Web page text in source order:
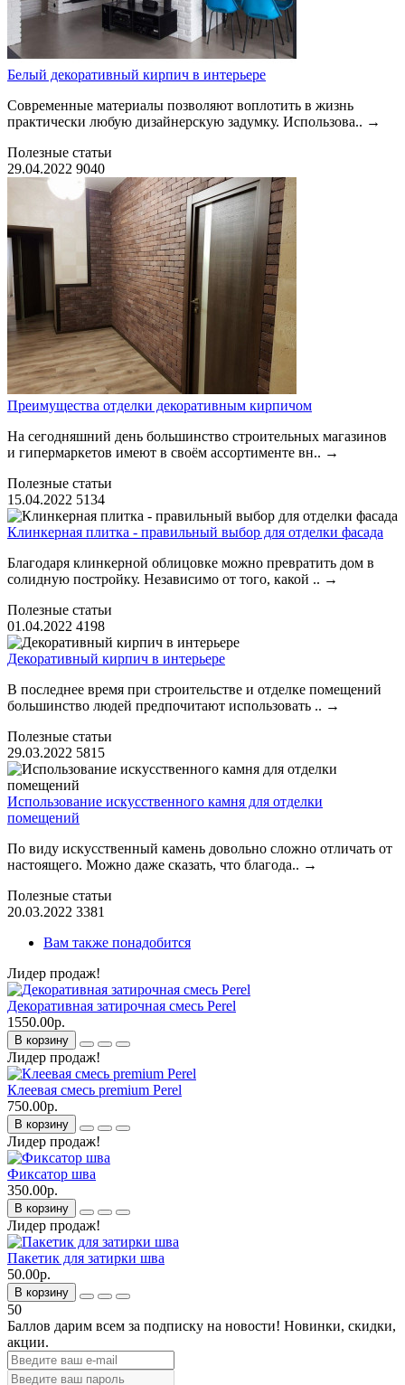
Белый декоративный кирпич в интерьере
Современные материалы позволяют воплотить в жизнь
практически любую дизайнерскую задумку. Использова.. →
Полезные статьи
29.04.2022 9040
Преимущества отделки декоративным кирпичом
На сегодняшний день большинство строительных магазинов
и гипермаркетов имеют в своём ассортименте вн.. →
Полезные статьи
15.04.2022 5134
Клинкерная плитка - правильный выбор для отделки фасада
Благодаря клинкерной облицовке можно превратить дом в
солидную постройку. Независимо от того, какой .. →
Полезные статьи
01.04.2022 4198
Декоративный кирпич в интерьере
В последнее время при строительстве и отделке помещений
большинство людей предпочитают использовать .. →
Полезные статьи
29.03.2022 5815
Использование искусственного камня для отделки
помещений
По виду искусственный камень довольно сложно отличать от
настоящего. Можно даже сказать, что благода.. →
Полезные статьи
20.03.2022 3381
Вам также понадобится
Лидер продаж!
Декоративная затирочная смесь Perel
1550.00р.
В корзину
Лидер продаж!
Клеевая смесь premium Perel
750.00р.
В корзину
Лидер продаж!
Фиксатор шва
350.00р.
В корзину
Лидер продаж!
Пакетик для затирки шва
50.00р.
В корзину
50
Баллов дарим всем за подписку на новости! Новинки, скидки,
акции.